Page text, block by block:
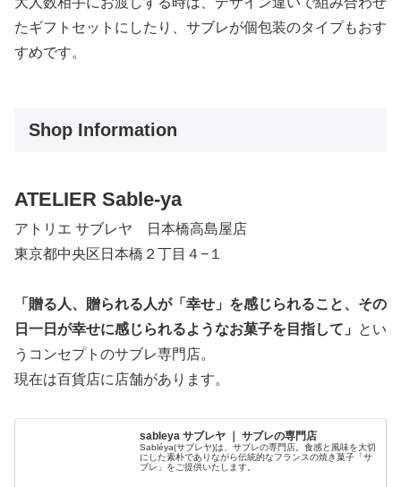
たギフトセットにしたり、サブレが個包装のタイプもおす
すめです。
Shop Information
ATELIER Sable-ya
アトリエ サブレヤ 日本橋高島屋店
東京都中央区日本橋２丁目４−１
「贈る人、贈られる人が「幸せ」を感じられること、その
日一日が幸せに感じられるようなお菓子を目指して」
とい
うコンセプトのサブレ専門店。
現在は百貨店に店舗があります。
sableya サブレヤ ｜ サブレの専門店
Sabléya(サブレヤ)は、サブレの専門店。食感と風味を大切
にした素朴でありながら伝統的なフランスの焼き菓子「サ
ブレ」をご提供いたします。